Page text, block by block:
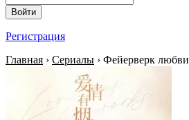
Войти
Регистрация
Главная › Сериалы › Фейерверк любви